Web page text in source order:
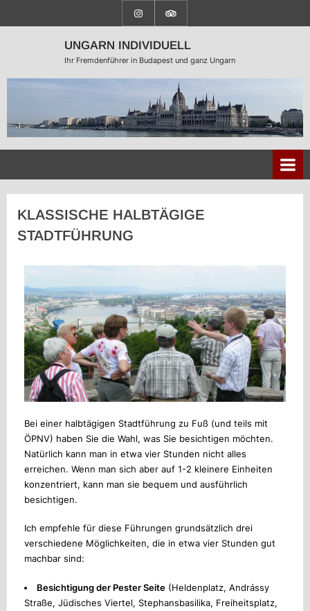
UNGARN INDIVIDUELL
Ihr Fremdenführer in Budapest und ganz Ungarn
KLASSISCHE HALBTÄGIGE
STADTFÜHRUNG
Bei einer halbtägigen Stadtführung zu Fuß (und teils mit
ÖPNV) haben Sie die Wahl, was Sie besichtigen möchten.
Natürlich kann man in etwa vier Stunden nicht alles
erreichen. Wenn man sich aber auf 1-2 kleinere Einheiten
konzentriert, kann man sie bequem und ausführlich
besichtigen.
Ich empfehle für diese Führungen grundsätzlich drei
verschiedene Möglichkeiten, die in etwa vier Stunden gut
machbar sind:
Besichtigung der Pester Seite (Heldenplatz, Andrássy
Straße, Jüdisches Viertel, Stephansbasilika, Freiheitsplatz,